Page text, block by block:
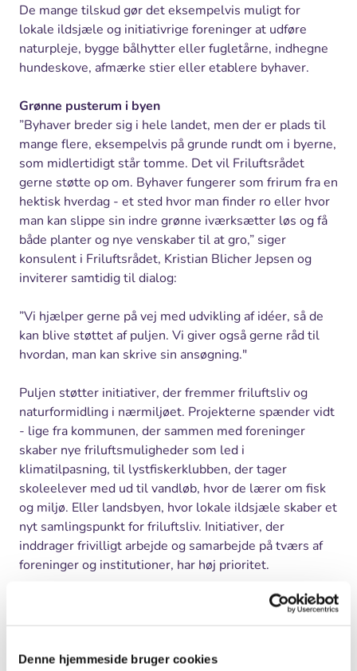
Denne hjemmeside bruger cookies
De mange tilskud gør det eksempelvis muligt for
lokale ildsjæle og initiativrige foreninger at udføre
naturpleje, bygge bålhytter eller fugletårne, indhegne
hundeskove, afmærke stier eller etablere byhaver.
Grønne pusterum i byen
”Byhaver breder sig i hele landet, men der er plads til
mange flere, eksempelvis på grunde rundt om i byerne,
som midlertidigt står tomme. Det vil Friluftsrådet
gerne støtte op om. Byhaver fungerer som frirum fra en
hektisk hverdag - et sted hvor man finder ro eller hvor
man kan slippe sin indre grønne iværksætter løs og få
både planter og nye venskaber til at gro,” siger
konsulent i Friluftsrådet, Kristian Blicher Jepsen og
inviterer samtidig til dialog:
”Vi hjælper gerne på vej med udvikling af idéer, så de
kan blive støttet af puljen. Vi giver også gerne råd til
hvordan, man kan skrive sin ansøgning."
Puljen støtter initiativer, der fremmer friluftsliv og
naturformidling i nærmiljøet. Projekterne spænder vidt
- lige fra kommunen, der sammen med foreninger
skaber nye friluftsmuligheder som led i
klimatilpasning, til lystfiskerklubben, der tager
skoleelever med ud til vandløb, hvor de lærer om fisk
og miljø. Eller landsbyen, hvor lokale ildsjæle skaber et
nyt samlingspunkt for friluftsliv. Initiativer, der
inddrager frivilligt arbejde og samarbejde på tværs af
foreninger og institutioner, har høj prioritet.
www.friluftsraadet.dk/tilskud. Her er også eksempler